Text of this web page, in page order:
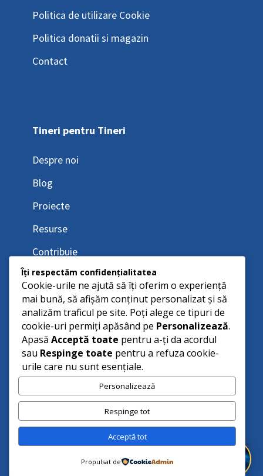
Politica de utilizare Cookie
Politica donatii si magazin
Contact
Tineri pentru Tineri
Despre noi
Blog
Proiecte
Resurse
Contribuie
Îți respectăm confidențialitatea
Cookie-urile ne ajută să îți oferim o experiență
mai bună, să afișăm conținut personalizat și să
analizăm traficul pe site. Poți alege ce tipuri de
cookie-uri permiți apăsând pe Personalizează.
Apasă Acceptă toate pentru a-ți da acordul
sau Respinge toate pentru a refuza cookie-
urile care nu sunt esențiale.
Personalizează
Respinge tot
Acceptă tot
Propulsat de